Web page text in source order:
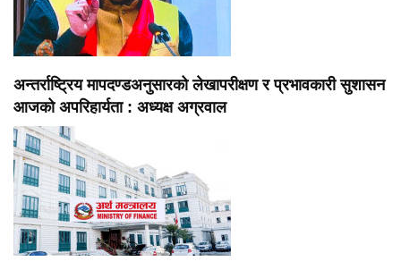
अन्तर्राष्ट्रिय मापदण्डअनुसारको लेखापरीक्षण र प्रभावकारी सुशासन
आजको अपरिहार्यता : अध्यक्ष अग्रवाल